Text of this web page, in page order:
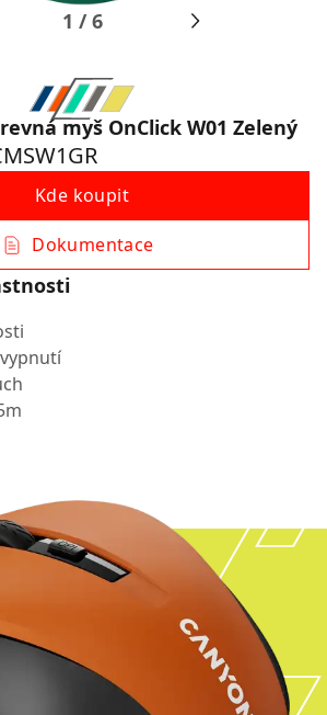
1 /6
myš OnClick W01 Zelený
Kde koupit
Dokumentace